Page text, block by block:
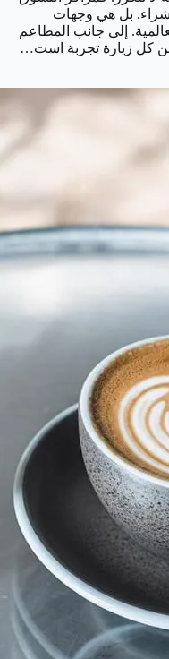
بل هي وجهات
إلى جانب المطاعم
من كل زيارة تجربة است…